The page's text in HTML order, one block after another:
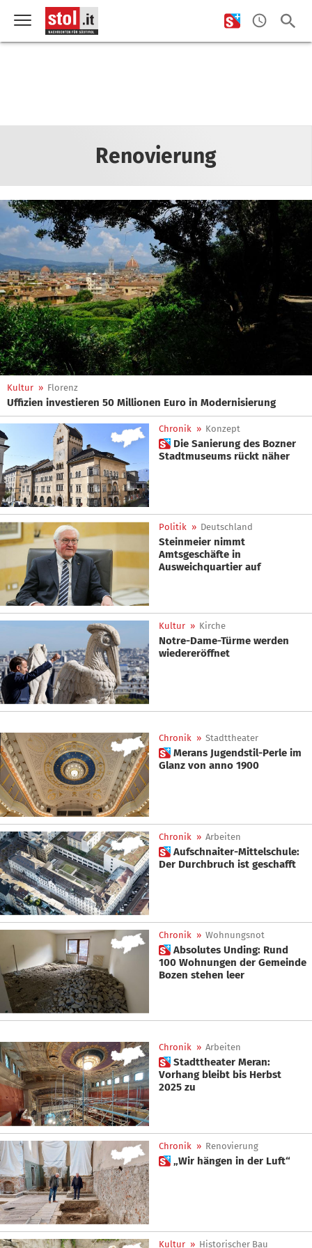
Renovierung
Kultur » Florenz
Uffizien investieren 50 Millionen Euro in Modernisierung
Chronik » Konzept
 Die Sanierung des Bozner
Stadtmuseums rückt näher
Politik » Deutschland
Steinmeier nimmt
Amtsgeschäfte in
Ausweichquartier auf
Kultur » Kirche
Notre-Dame-Türme werden
wiedereröffnet
Chronik » Stadttheater
 Merans Jugendstil-Perle im
Glanz von anno 1900
Chronik » Arbeiten
 Aufschnaiter-Mittelschule:
Der Durchbruch ist geschafft
Chronik » Wohnungsnot
 Absolutes Unding: Rund
100 Wohnungen der Gemeinde
Bozen stehen leer
Chronik » Arbeiten
 Stadttheater Meran:
Vorhang bleibt bis Herbst
2025 zu
Chronik » Renovierung
 „Wir hängen in der Luft“
Kultur » Historischer Bau